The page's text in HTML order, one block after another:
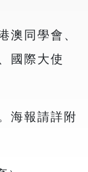
澳同學會、
國際大使
海報請詳附